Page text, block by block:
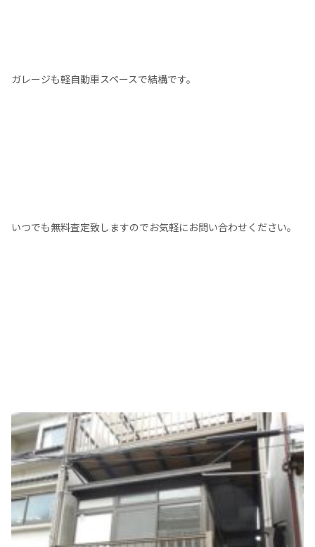
ガレージも軽自動車スペースで結構です。
いつでも無料査定致しますのでお気軽にお問い合わせください。